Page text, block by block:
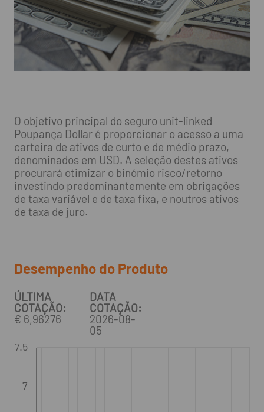
O objetivo principal do seguro unit-linked
Poupança Dollar é proporcionar o acesso a uma
carteira de ativos de curto e de médio prazo,
denominados em USD. A seleção destes ativos
procurará otimizar o binómio risco/retorno
investindo predominantemente em obrigações
de taxa variável e de taxa fixa, e noutros ativos
de taxa de juro.
Desempenho do Produto
ÚLTIMA
COTAÇÃO:
€ 6,96276
DATA
COTAÇÃO:
2026-08-
05
7
7.5